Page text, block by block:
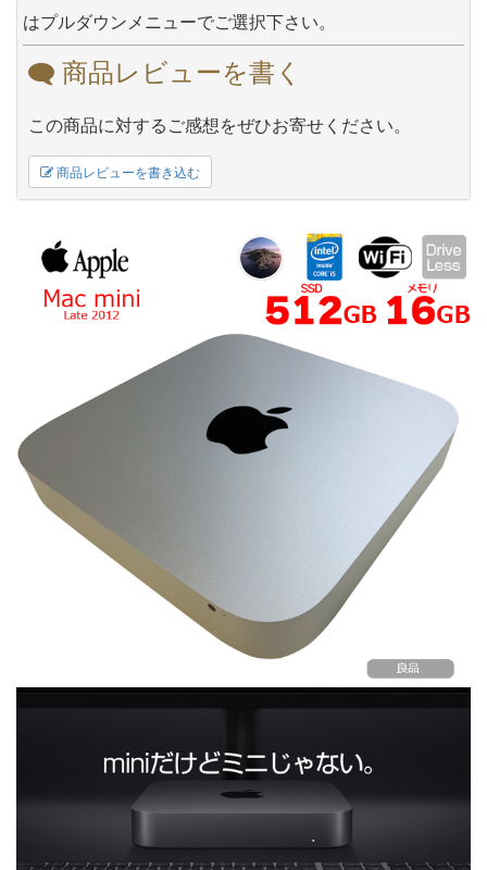
はプルダウンメニューでご選択下さい。
商品レビューを書く
この商品に対するご感想をぜひお寄せください。
商品レビューを書き込む